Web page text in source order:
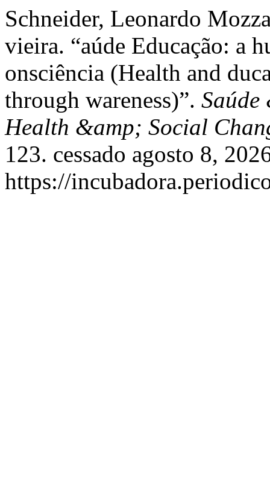
Schneider, Leonardo
vieira. “aúde Educação: a
onsciência (Health and
through wareness)”.
Health &amp; Social
123. cessado agosto 8,
https://